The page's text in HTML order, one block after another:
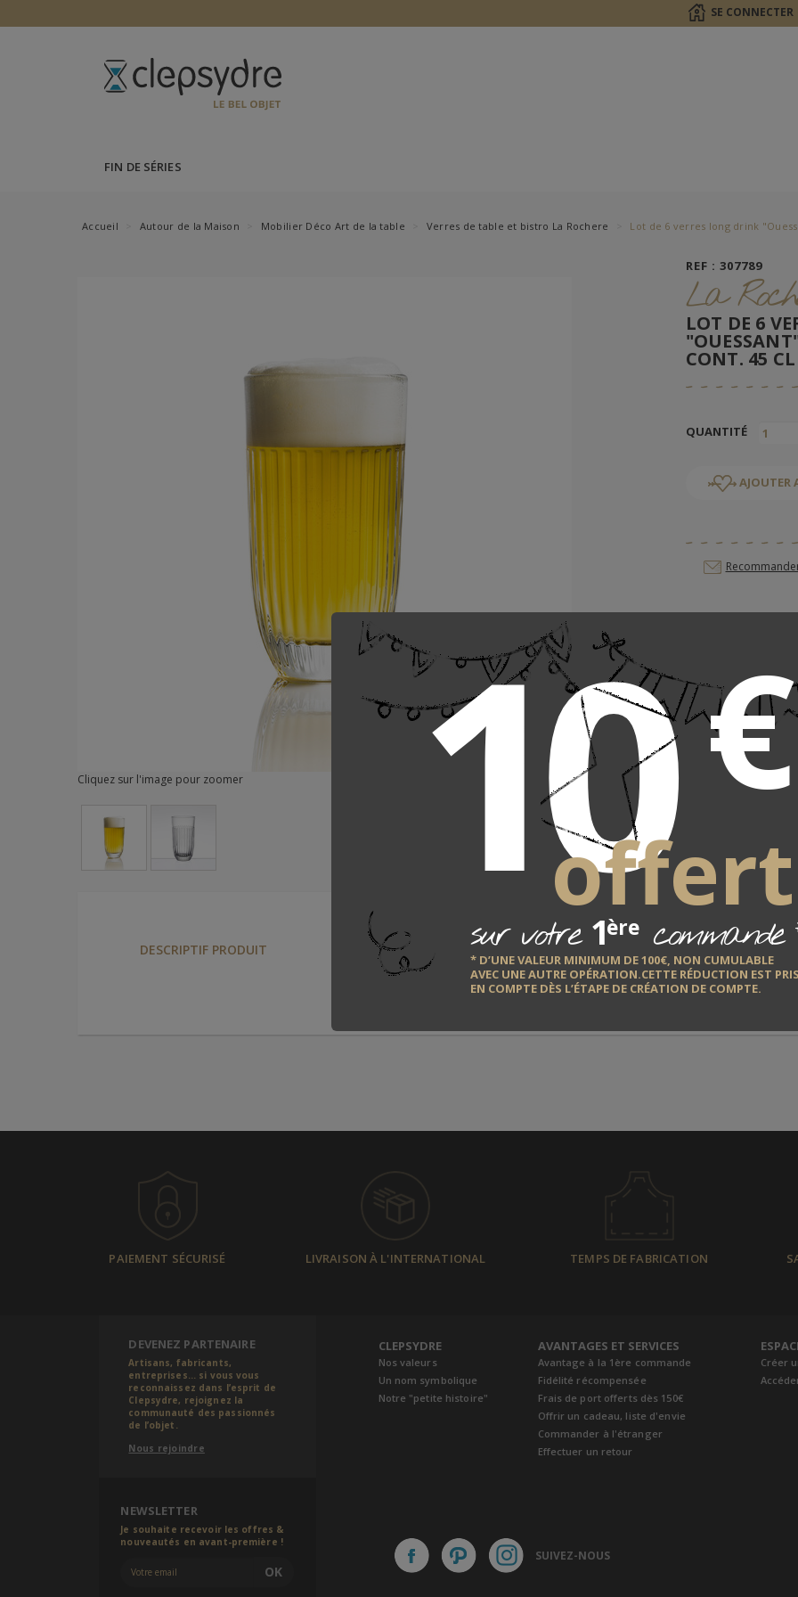
10 €
offert
sur votre1èrecommande
* D’UNE VALEUR MINIMUM DE 100€, NON CUMULABLE
AVEC UNE AUTRE OPÉRATION.CETTE RÉDUCTION EST
EN COMPTE DÈS L’ÉTAPE DE CRÉATION DE COMPTE.
SE CONNECTER
FIN DE SÉRIES
Accueil Autour de la Maison Mobilier Déco Art de la table Verres de table et bistro La Rochere Lot de 6 verres long drink
Cliquez sur l'image pour zoomer
REF : 307789
La
LOT DE 6
CONT. 45 CL
QUANTITÉ
AJOUTER
DESCRIPTIF PRODUIT H 14,8 cm - ø 8,1 cm - Cont. 45 cl
PAIEMENT SÉCURISÉ LIVRAISON À L'INTERNATIONAL TEMPS DE FABRICATION
DEVENEZ PARTENAIRE
Artisans, fabricants,
entreprises... si vous vous
reconnaissez dans l’esprit de
Clepsydre, rejoignez la
communauté des passionnés
de l’objet.
Nous rejoindre
NEWSLETTER
Je souhaite recevoir les offres &
nouveautés en avant-première !
OK
CLEPSYDRE
Nos valeurs
Un nom symbolique
Notre "petite histoire"
AVANTAGES ET SERVICES
Avantage à la 1ère commande
Fidélité récompensée
Frais de port offerts dès 150€
Offrir un cadeau, liste d'envie
Commander à l'étranger
Effectuer un retour
Créer
SUIVEZ-NOUS